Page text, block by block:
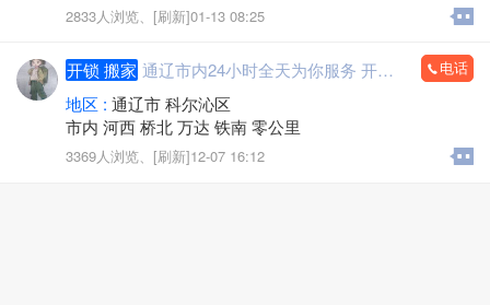
2833人浏览、 [刷新]01-13 08:25
开锁 搬家 通辽市内24小时全天为你服务 开锁 换锁芯 电话
地区 : 通辽市 科尔沁区
市内 河西 桥北 万达 铁南 零公里
3369人浏览、 [刷新]12-07 16:12